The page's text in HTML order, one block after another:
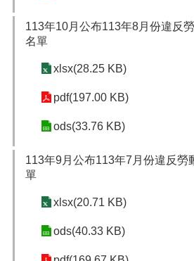
113年10月公布113年8月份違反
名單
xlsx(28.25 KB)
pdf(197.00 KB)
ods(33.76 KB)
113年9月公布113年7月份違反勞
單
xlsx(20.71 KB)
ods(40.33 KB)